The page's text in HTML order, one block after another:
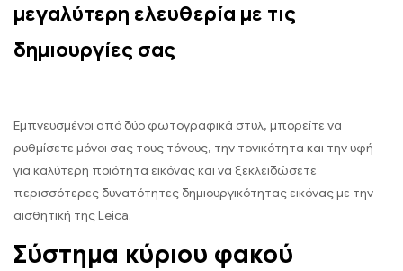
μεγαλύτερη ελευθερία με τις
δημιουργίες σας
Εμπνευσμένοι από δύο φωτογραφικά στυλ, μπορείτε να
ρυθμίσετε μόνοι σας τους τόνους, την τονικότητα και την υφή
για καλύτερη ποιότητα εικόνας και να ξεκλειδώσετε
περισσότερες δυνατότητες δημιουργικότητας εικόνας με την
αισθητική της Leica.
Σύστημα κύριου φακού